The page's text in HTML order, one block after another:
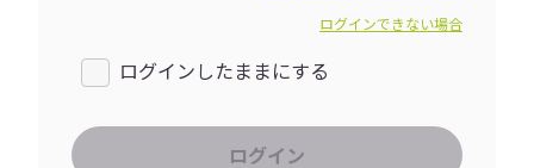
ログインできない場合
ログインしたままにする